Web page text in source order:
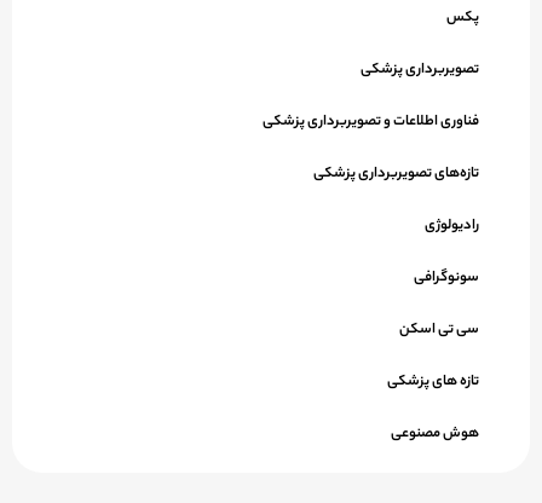
پکس
تصویربرداری پزشکی
فناوری اطلاعات و تصویربرداری پزشکی
تازه‌های تصویربرداری پزشکی
رادیولوژی
سونوگرافی
سی تی اسکن
تازه های پزشکی
هوش مصنوعی